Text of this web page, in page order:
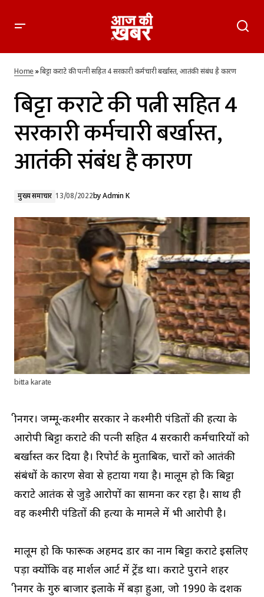
कारण
Home»बिट्टा कराटे की पत्नी सहित 4 सरकारी कर्मचारी बर्खास्त, आतंकी संबंध है कारण
बिट्टा कराटे की पत्नी सहित 4
सरकारी कर्मचारी बर्खास्त,
आतंकी संबंध है कारण
मुख्य समाचार 13/08/2022byAdmin K
bitta karate
श्रीनगर। जम्मू-कश्मीर सरकार ने कश्मीरी पंडितों की हत्या के
आरोपी बिट्टा कराटे की पत्नी सहित 4 सरकारी कर्मचारियों को
बर्खास्त कर दिया है। रिपोर्ट के मुताबिक, चारों को आतंकी
संबंधों के कारण सेवा से हटाया गया है। मालूम हो कि बिट्टा
कराटे आतंक से जुड़े आरोपों का सामना कर रहा है। साथ ही
वह कश्मीरी पंडितों की हत्या के मामले में भी आरोपी है।
मालूम हो कि फारूक अहमद डार का नाम बिट्टा कराटे इसलिए
पड़ा क्योंकि वह मार्शल आर्ट में ट्रेंड था। कराटे पुराने शहर
श्रीनगर के गुरु बाजार इलाके में बड़ा हुआ, जो 1990 के दशक